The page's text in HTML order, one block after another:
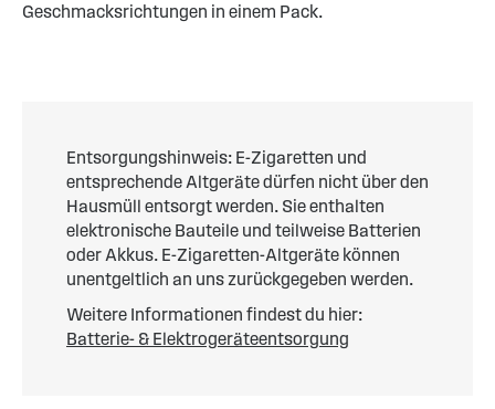
Geschmacksrichtungen in einem Pack.
Entsorgungshinweis: E-Zigaretten und
entsprechende Altgeräte dürfen nicht über den
Hausmüll entsorgt werden. Sie enthalten
elektronische Bauteile und teilweise Batterien
oder Akkus. E-Zigaretten-Altgeräte können
unentgeltlich an uns zurückgegeben werden.
Weitere Informationen findest du hier:
Batterie- & Elektrogeräteentsorgung